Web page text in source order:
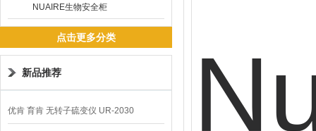
NUAIRE生物安全柜
点击更多分类
新品推荐
优肯 育肯 无转子硫变仪 UR-2030